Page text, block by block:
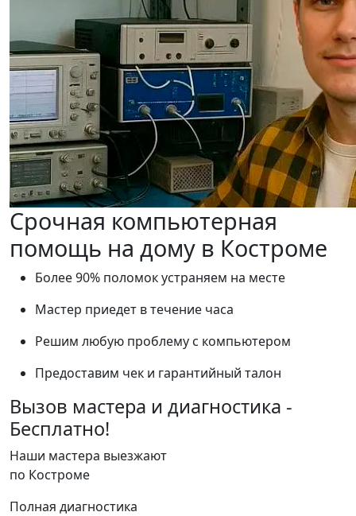
Срочная компьютерная
помощь на дому в Костроме
Более 90% поломок устраняем на месте
Мастер приедет в течение часа
Решим любую проблему с компьютером
Предоставим чек и гарантийный талон
Вызов мастера и диагностика -
Бесплатно!
Наши мастера выезжают
по Костроме
Полная диагностика